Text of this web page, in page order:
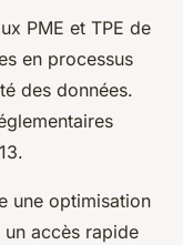
PME et TPE de
en processus
des données.
une optimisation
accès rapide